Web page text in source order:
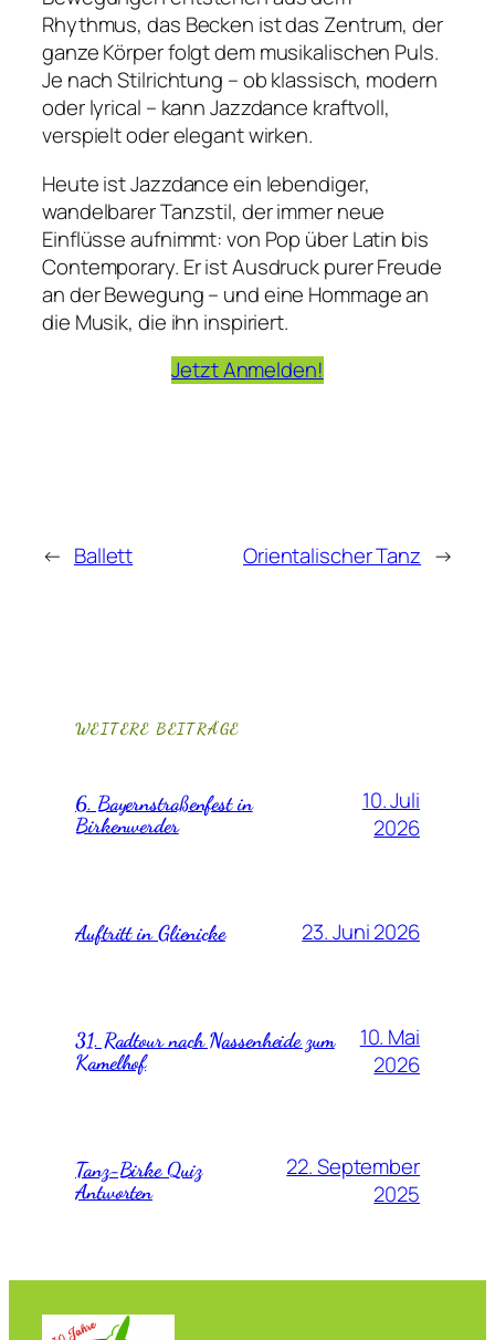
Rhythmus, das Becken ist das Zentrum, der
ganze Körper folgt dem musikalischen Puls.
Je nach Stilrichtung – ob klassisch, modern
oder lyrical – kann Jazzdance kraftvoll,
verspielt oder elegant wirken.
Heute ist Jazzdance ein lebendiger,
wandelbarer Tanzstil, der immer neue
Einflüsse aufnimmt: von Pop über Latin bis
Contemporary. Er ist Ausdruck purer Freude
an der Bewegung – und eine Hommage an
die Musik, die ihn inspiriert.
Jetzt Anmelden!
← Ballett Orientalischer Tanz →
WEITERE BEITRÄGE
6. Bayernstraßenfest in
Birkenwerder
10. Juli
2026
Auftritt in Glienicke 23. Juni 2026
31. Radtour nach Nassenheide zum
Kamelhof
10. Mai
2026
Tanz-Birke Quiz
Antworten
22. September
2025